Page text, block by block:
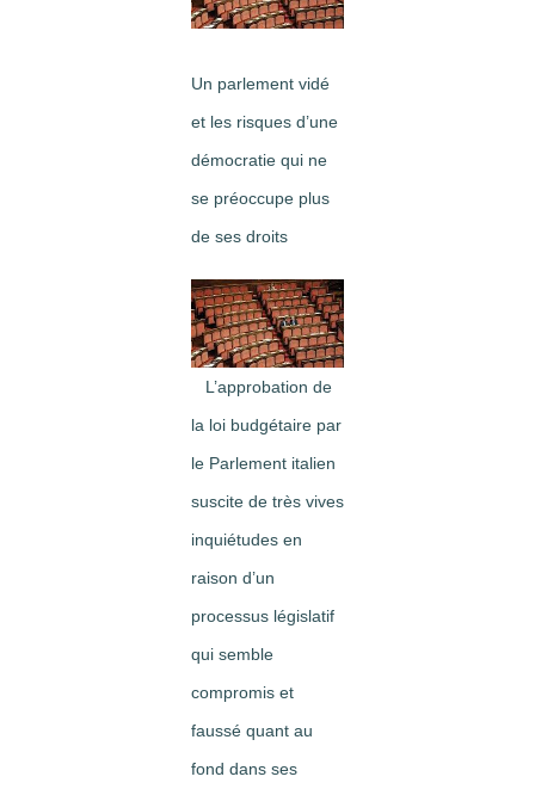
Image
Un parlement vidé
et les risques d’une
démocratie qui ne
se préoccupe plus
de ses droits
L’approbation de
la loi budgétaire par
le Parlement italien
suscite de très vives
inquiétudes en
raison d’un
processus législatif
qui semble
compromis et
faussé quant au
fond dans ses